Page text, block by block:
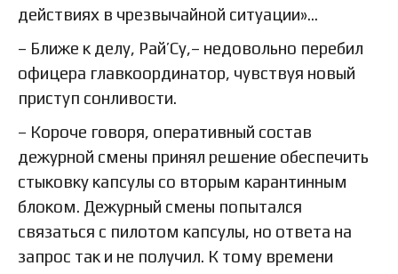
действиях в чрезвычайной ситуации»…
– Ближе к делу, Рай’Су,– недовольно перебил
офицера главкоординатор, чувствуя новый
приступ сонливости.
– Короче говоря, оперативный состав
дежурной смены принял решение обеспечить
стыковку капсулы со вторым карантинным
блоком. Дежурный смены попытался
связаться с пилотом капсулы, но ответа на
запрос так и не получил. К тому времени